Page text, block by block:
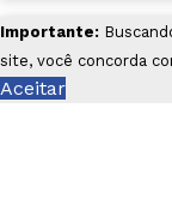
Importante:
site, você concorda
Aceitar